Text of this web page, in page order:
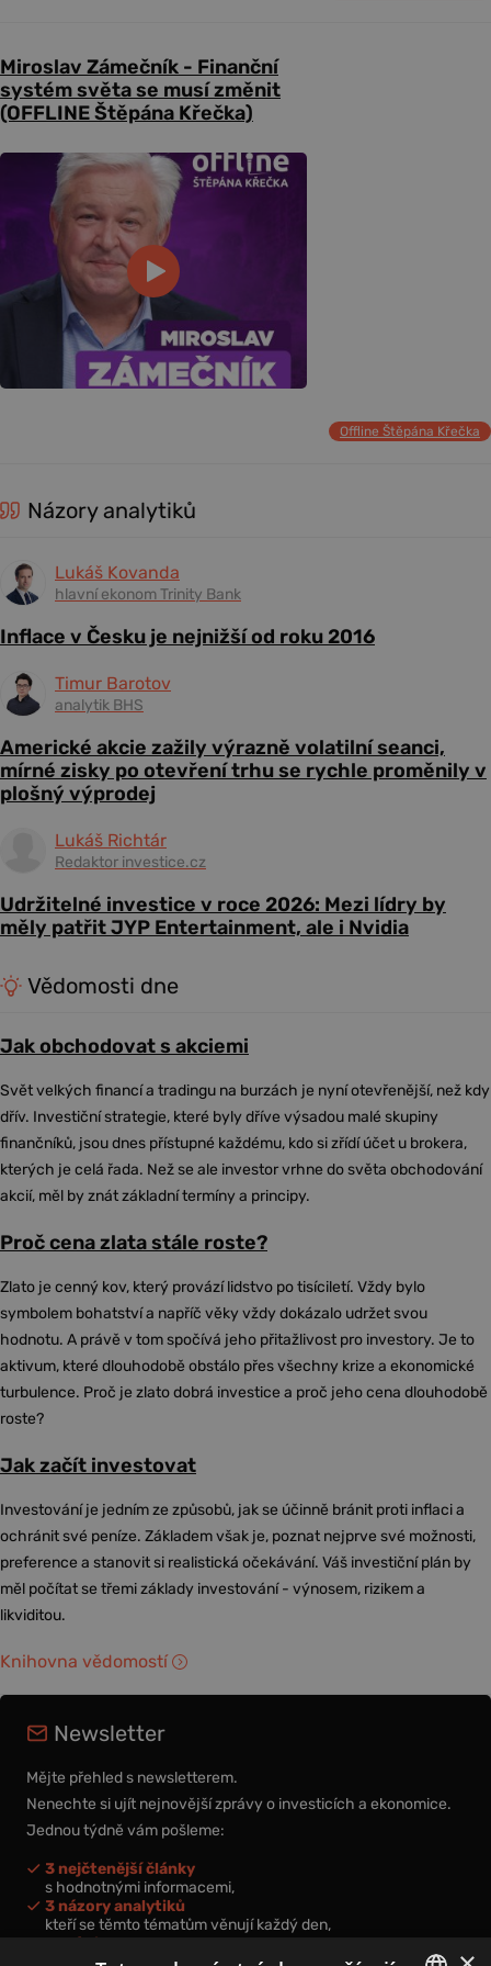
Miroslav Zámečník - Finanční
systém světa se musí změnit
(OFFLINE Štěpána Křečka)
Offline Štěpána Křečka
Názory analytiků
Lukáš Kovanda
hlavní ekonom Trinity Bank
Inflace v Česku je nejnižší od roku 2016
Timur Barotov
analytik BHS
Americké akcie zažily výrazně volatilní seanci,
mírné zisky po otevření trhu se rychle proměnily v
plošný výprodej
Lukáš Richtár
Redaktor investice.cz
Udržitelné investice v roce 2026: Mezi lídry by
měly patřit JYP Entertainment, ale i Nvidia
Vědomosti dne
Jak obchodovat s akciemi
Svět velkých financí a tradingu na burzách je nyní otevřenější, než kdy
dřív. Investiční strategie, které byly dříve výsadou malé skupiny
finančníků, jsou dnes přístupné každému, kdo si zřídí účet u brokera,
kterých je celá řada. Než se ale investor vrhne do světa obchodování
akcií, měl by znát základní termíny a principy.
Proč cena zlata stále roste?
Zlato je cenný kov, který provází lidstvo po tisíciletí. Vždy bylo
symbolem bohatství a napříč věky vždy dokázalo udržet svou
hodnotu. A právě v tom spočívá jeho přitažlivost pro investory. Je to
aktivum, které dlouhodobě obstálo přes všechny krize a ekonomické
turbulence. Proč je zlato dobrá investice a proč jeho cena dlouhodobě
roste?
Jak začít investovat
Investování je jedním ze způsobů, jak se účinně bránit proti inflaci a
ochránit své peníze. Základem však je, poznat nejprve své možnosti,
preference a stanovit si realistická očekávání. Váš investiční plán by
měl počítat se třemi základy investování - výnosem, rizikem a
likviditou.
Knihovna vědomostí
Newsletter
Mějte přehled s newsletterem.
Nenechte si ujít nejnovější zprávy o investicích a ekonomice.
Jednou týdně vám pošleme:
3 nejčtenější články
s hodnotnými informacemi,
3 názory analytiků
kteří se těmto tématům věnují každý den,
nová videa a podcasty
k prohloubení vašich znalostí.